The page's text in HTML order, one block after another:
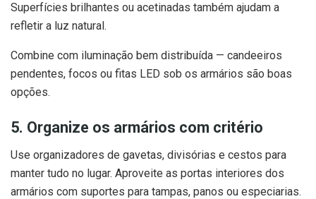
Superfícies brilhantes ou acetinadas também ajudam a
refletir a luz natural.
Combine com iluminação bem distribuída — candeeiros
pendentes, focos ou fitas LED sob os armários são boas
opções.
5. Organize os armários com critério
Use organizadores de gavetas, divisórias e cestos para
manter tudo no lugar. Aproveite as portas interiores dos
armários com suportes para tampas, panos ou especiarias.